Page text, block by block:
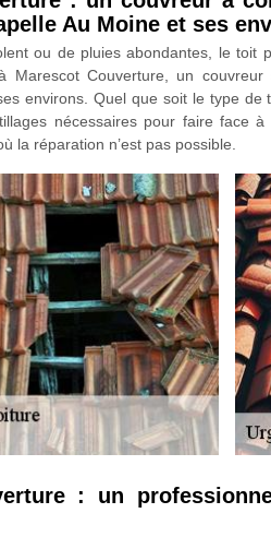
Au Moine et ses
ou de pluies abondantes, le toit
Marescot Couverture, un
environs. Quel que soit le type
nécessaires pour faire face
la réparation n’est pas possible.
: un